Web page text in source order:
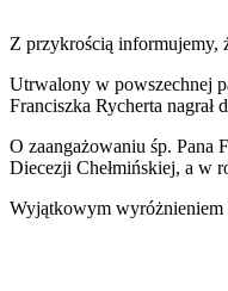
Z przykrością informujemy,
Utrwalony w powszechnej
Franciszka Rycherta nagrał
O zaangażowaniu śp. Pana
Diecezji Chełmińskiej, a w
Wyjątkowym wyróżnieniem